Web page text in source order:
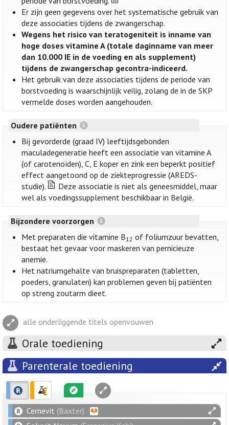
Er zijn geen gegevens over het systematische gebruik van
deze associaties tijdens de zwangerschap.
Wegens het risico van teratogeniteit is inname van
hoge doses vitamine A (totale daginname van meer
dan 10.000 IE in de voeding en als supplement)
tijdens de zwangerschap gecontra-indiceerd.
Het gebruik van deze associaties tijdens de periode van
borstvoeding is waarschijnlijk veilig, zolang de in de SKP
vermelde doses worden aangehouden.
Oudere patiënten
Bij gevorderde (graad IV) leeftijdsgebonden
maculadegeneratie heeft een associatie van vitamine A
(of carotenoïden), C, E koper en zink een beperkt positief
effect aangetoond op de ziekteprogressie (AREDS-
studie).
Deze associatie is niet als geneesmiddel, maar
wel als voedingssupplement beschikbaar in België.
Bijzondere voorzorgen
Met preparaten die vitamine B12 of foliumzuur bevatten,
bestaat het gevaar voor maskeren van pernicieuze
anemie.
Het natriumgehalte van bruispreparaten (tabletten,
poeders, granulaten) kan problemen geven bij patiënten
op streng zoutarm dieet.
alle onderliggende titels openvouwen
Orale toediening
Parenterale toediening
Cernevit (Baxter)